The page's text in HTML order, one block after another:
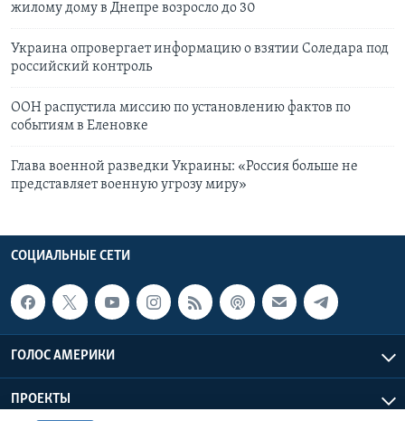
жилому дому в Днепре возросло до 30
Украина опровергает информацию о взятии Соледара под
российский контроль
ООН распустила миссию по установлению фактов по
событиям в Еленовке
Глава военной разведки Украины: «Россия больше не
представляет военную угрозу миру»
СОЦИАЛЬНЫЕ СЕТИ
ГОЛОС АМЕРИКИ
ПРОЕКТЫ